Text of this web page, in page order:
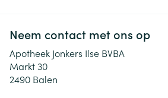
Neem contact met ons op
Apotheek Jonkers Ilse BVBA
Markt 30
2490 Balen